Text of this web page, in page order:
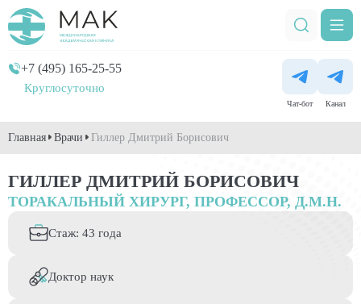
Круглосуточно
+7 (495) 165-25-55
Чат-бот Канал
Главная Врачи Гиллер Дмитрий Борисович
ГИЛЛЕР ДМИТРИЙ БОРИСОВИЧ
ТОРАКАЛЬНЫЙ ХИРУРГ, ПРОФЕССОР, Д.М.Н.
Стаж: 43 года
Доктор наук